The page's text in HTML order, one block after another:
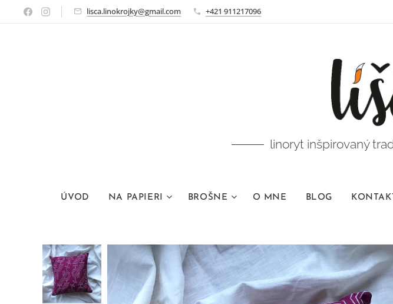
lisca.linokrojky@gmail.com +421 911217096
linoryt inšpirovaný
ÚVOD NA PAPIERI BROŠNE O MNE BLOG